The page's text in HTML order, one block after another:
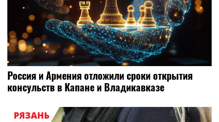
Россия и Армения отложили сроки открытия
консульств в Капане и Владикавказе
РЯЗАНЬ